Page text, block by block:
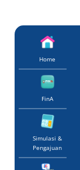
Home
FinA
Simulasi &
Pengajuan